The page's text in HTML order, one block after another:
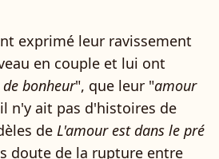
exprimé leur ravissement
en couple et lui ont
bonheur", que leur "amour
n'y ait pas d'histoires de
de L'amour est dans le pré
doute de la rupture entre